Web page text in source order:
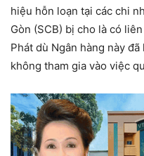
hiệu hỗn loạn tại các chi
Gòn (SCB) bị cho là có
Phát dù Ngân hàng này
không tham gia vào việc